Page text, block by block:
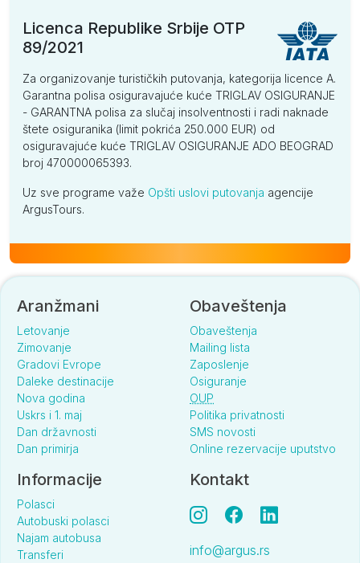
Licenca Republike Srbije OTP
89/2021
Za organizovanje turističkih putovanja, kategorija licence A.
Garantna polisa osiguravajuće kuće TRIGLAV OSIGURANJE
- GARANTNA polisa za slučaj insolventnosti i radi naknade
štete osiguranika (limit pokrića 250.000 EUR) od
osiguravajuće kuće TRIGLAV OSIGURANJE ADO BEOGRAD
broj 470000065393.
Uz sve programe važe Opšti uslovi putovanja agencije
ArgusTours.
Aranžmani
Letovanje
Zimovanje
Gradovi Evrope
Daleke destinacije
Nova godina
Uskrs i 1. maj
Dan državnosti
Dan primirja
Obaveštenja
Obaveštenja
Mailing lista
Zaposlenje
Osiguranje
OUP
Politika privatnosti
SMS novosti
Online rezervacije uputstvo
Informacije
Polasci
Autobuski polasci
Najam autobusa
Transferi
Kontakt
info@argus.rs